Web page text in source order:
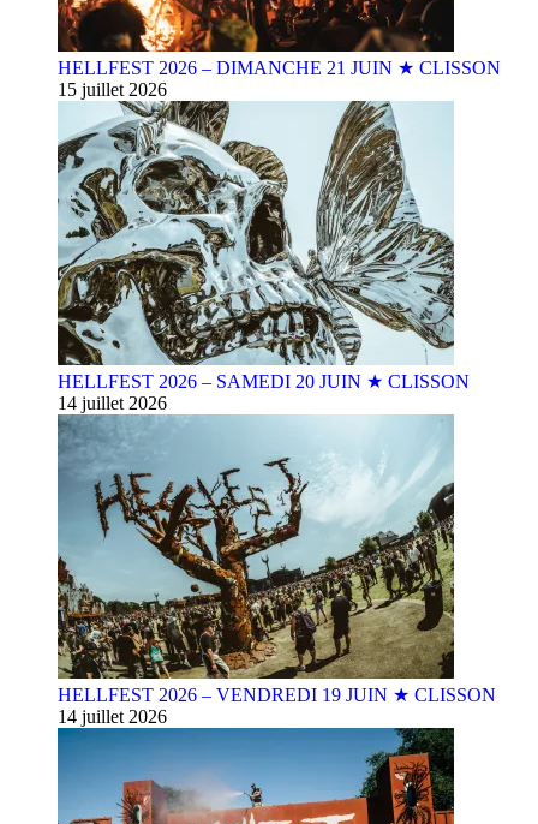
HELLFEST 2026 – DIMANCHE 21 JUIN ★ CLISSON
15 juillet 2026
HELLFEST 2026 – SAMEDI 20 JUIN ★ CLISSON
14 juillet 2026
HELLFEST 2026 – VENDREDI 19 JUIN ★ CLISSON
14 juillet 2026